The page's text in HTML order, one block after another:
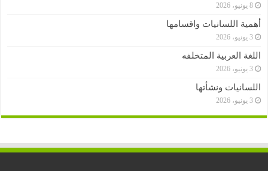
8 يونيو، 2026
أهمية اللسانيات واقسامها
3 يونيو، 2026
اللغة العربية المتخلفه
3 يونيو، 2026
اللسانيات ونشأتها
3 يونيو، 2026